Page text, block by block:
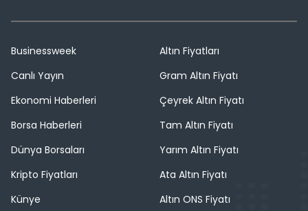
Businessweek
Canlı Yayın
Ekonomi Haberleri
Borsa Haberleri
Dünya Borsaları
Kripto Fiyatları
Künye
Altın Fiyatları
Gram Altın Fiyatı
Çeyrek Altın Fiyatı
Tam Altın Fiyatı
Yarım Altın Fiyatı
Ata Altın Fiyatı
Altın ONS Fiyatı